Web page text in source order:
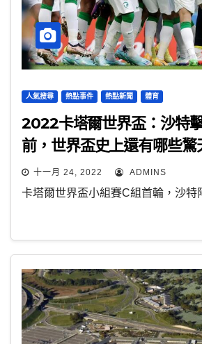
人氣搜尋 熱點事件 熱點新聞 體育
2022卡塔爾世界盃：沙特
前，世界盃史上還有哪些驚
十一月 24, 2022 ADMINS
卡塔爾世界盃小組賽C組首輪，沙